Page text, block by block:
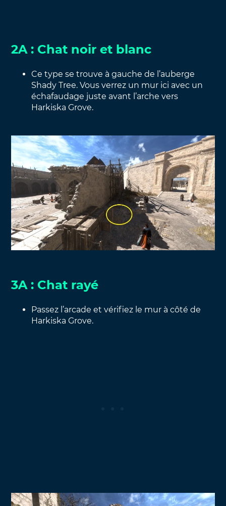
2A : Chat noir et blanc
Ce type se trouve à gauche de l’auberge
Shady Tree. Vous verrez un mur ici avec un
échafaudage juste avant l’arche vers
Harkiska Grove.
3A : Chat rayé
Passez l’arcade et vérifiez le mur à côté de
Harkiska Grove.